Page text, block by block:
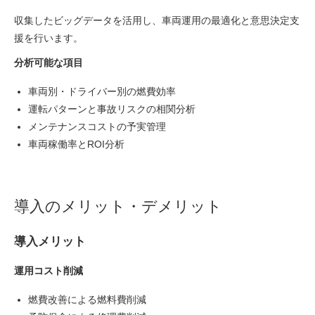
収集したビッグデータを活用し、車両運用の最適化と意思決定支
援を行います。
分析可能な項目
車両別・ドライバー別の燃費効率
運転パターンと事故リスクの相関分析
メンテナンスコストの予実管理
車両稼働率とROI分析
導入のメリット・デメリット
導入メリット
運用コスト削減
燃費改善による燃料費削減